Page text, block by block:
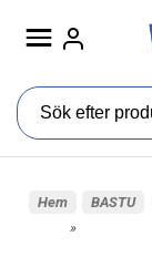
Hem
»
BASTU